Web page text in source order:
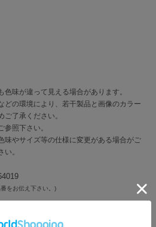
味が違って見える場合があります。
どの環境により、若干製品と画像のカラー
了承ください。
照下さい。
やサイズ等の仕様に変更がある場合がご
。
をお伝え下さい。)
ース/ドレス> SNIDELミニワンピース